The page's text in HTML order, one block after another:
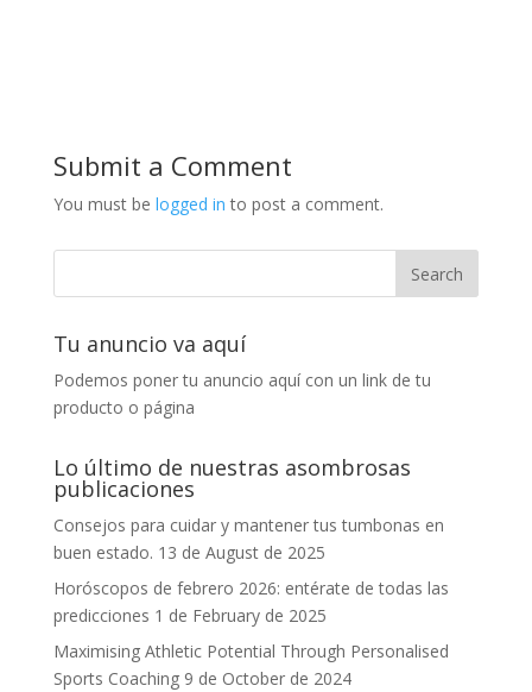
Submit a Comment
You must be logged in to post a comment.
Tu anuncio va aquí
Podemos poner tu anuncio aquí con un link de tu
producto o página
Lo último de nuestras asombrosas
publicaciones
Consejos para cuidar y mantener tus tumbonas en
buen estado. 13 de August de 2025
Horóscopos de febrero 2026: entérate de todas las
predicciones 1 de February de 2025
Maximising Athletic Potential Through Personalised
Sports Coaching 9 de October de 2024